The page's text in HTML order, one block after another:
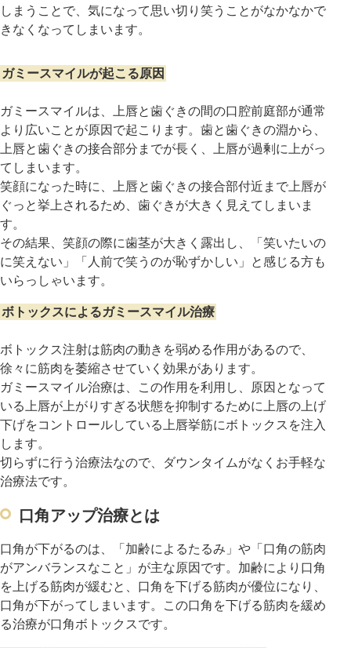
しまうことで、気になって思い切り笑うことがなかなかで
きなくなってしまいます。
ガミースマイルが起こる原因
ガミースマイルは、上唇と歯ぐきの間の口腔前庭部が通常
より広いことが原因で起こります。歯と歯ぐきの淵から、
上唇と歯ぐきの接合部分までが長く、上唇が過剰に上がっ
てしまいます。
笑顔になった時に、上唇と歯ぐきの接合部付近まで上唇が
ぐっと挙上されるため、歯ぐきが大きく見えてしまいま
す。
その結果、笑顔の際に歯茎が大きく露出し、「笑いたいの
に笑えない」「人前で笑うのが恥ずかしい」と感じる方も
いらっしゃいます。
ボトックスによるガミースマイル治療
ボトックス注射は筋肉の動きを弱める作用があるので、
徐々に筋肉を萎縮させていく効果があります。
ガミースマイル治療は、この作用を利用し、原因となって
いる上唇が上がりすぎる状態を抑制するために上唇の上げ
下げをコントロールしている上唇挙筋にボトックスを注入
します。
切らずに行う治療法なので、ダウンタイムがなくお手軽な
治療法です。
口角アップ治療とは
口角が下がるのは、「加齢によるたるみ」や「口角の筋肉
がアンバランスなこと」が主な原因です。加齢により口角
を上げる筋肉が緩むと、口角を下げる筋肉が優位になり、
口角が下がってしまいます。この口角を下げる筋肉を緩め
る治療が口角ボトックスです。